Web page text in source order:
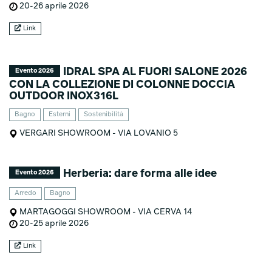
20-26 aprile 2026
Link
Evento 2026
IDRAL SPA AL FUORI SALONE 2026
CON LA COLLEZIONE DI COLONNE DOCCIA
OUTDOOR INOX316L
Bagno Esterni Sostenibilità
VERGARI SHOWROOM - VIA LOVANIO 5
Evento 2026 Herberia: dare forma alle idee
Arredo Bagno
MARTAGOGGI SHOWROOM - VIA CERVA 14
20-25 aprile 2026
Link